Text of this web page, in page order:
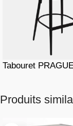
Tabouret
Produits